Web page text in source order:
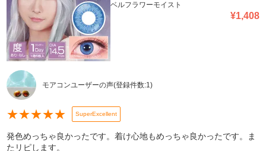
ベルフラワーモイスト
¥1,408
モアコンユーザーの声(登録件数:1)
★★★★★ SuperExcellent
発色めっちゃ良かったです。着け心地もめっちゃ良かったです。ま
たリピします。